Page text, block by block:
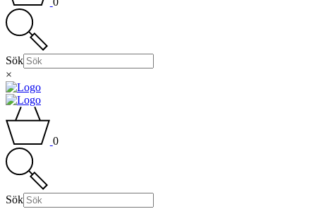
Sök
×
0
Sök